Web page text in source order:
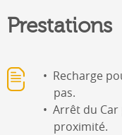
Prestations
Recharge
pas.
Arrêt du Car
proximité.